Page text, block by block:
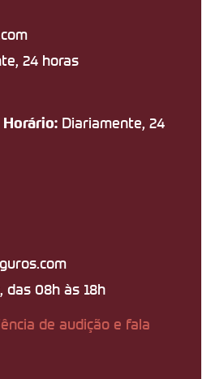
24 horas
Horário: Diariamente, 24
das 08h às 18h
de audição e fala